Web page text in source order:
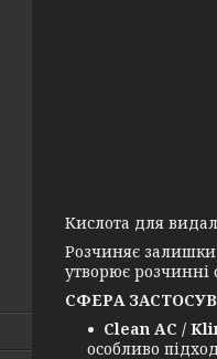
Кислота для
Розчиняє
утворює розчинні
СФЕРА
Clean AC /
особливо